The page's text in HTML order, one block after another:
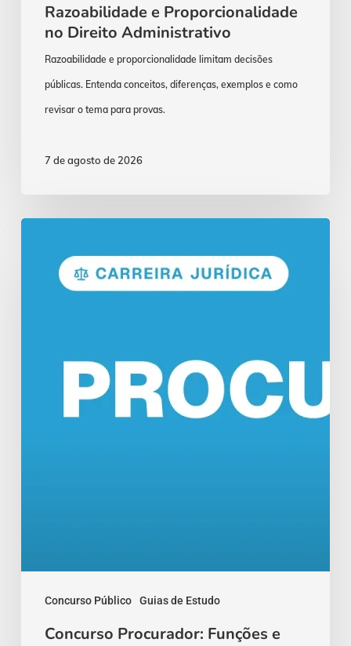
Razoabilidade e Proporcionalidade
no Direito Administrativo
Razoabilidade e proporcionalidade limitam decisões
públicas. Entenda conceitos, diferenças, exemplos e como
revisar o tema para provas.
7 de agosto de 2026
Concurso Público Guias de Estudo
Procurador:
Funções
Concurso Procurador: Funções e